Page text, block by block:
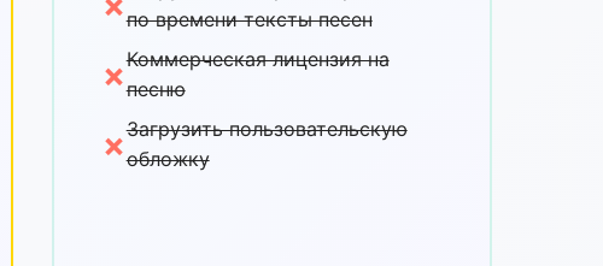
по времени тексты песен
×Коммерческая лицензия на
песню
×Загрузить пользовательскую
обложку